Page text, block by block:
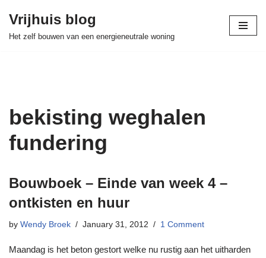
Skip
Vrijhuis blog
Het zelf bouwen van een energieneutrale woning
bekisting weghalen
fundering
Bouwboek – Einde van week 4 –
ontkisten en huur
by Wendy Broek January 31, 2012 1 Comment
Maandag is het beton gestort welke nu rustig aan het uitharden